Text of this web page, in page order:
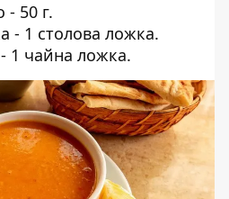
50 г.
- 1 столова ложка.
1 чайна ложка.